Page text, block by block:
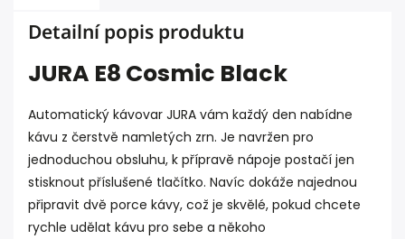
Detailní popis produktu
JURA E8 Cosmic Black
Automatický kávovar JURA vám každý den nabídne
kávu z čerstvě namletých zrn. Je navržen pro
jednoduchou obsluhu, k přípravě nápoje postačí jen
stisknout příslušené tlačítko. Navíc dokáže najednou
připravit dvě porce kávy, což je skvělé, pokud chcete
rychle udělat kávu pro sebe a někoho